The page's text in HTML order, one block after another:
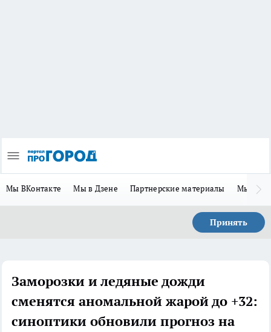
Мы ВКонтакте Мы в Дзене Партнерские материалы Мы в
Принять
Заморозки и ледяные дожди
сменятся аномальной жарой до +32:
синоптики обновили прогноз на